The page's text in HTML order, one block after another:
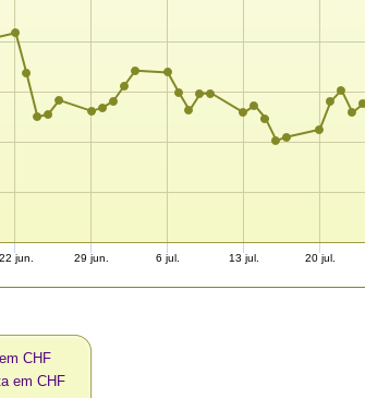
22 jun. 29 jun. 6 jul. 13 jul. 20 jul.
CHF
em CHF